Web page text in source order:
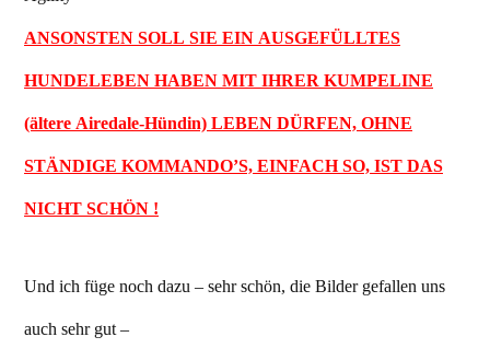
ANSONSTEN SOLL SIE EIN AUSGEFÜLLTES
HUNDELEBEN HABEN MIT IHRER KUMPELINE
(ältere Airedale-Hündin) LEBEN DÜRFEN, OHNE
STÄNDIGE KOMMANDO’S, EINFACH SO, IST DAS
NICHT SCHÖN !
Und ich füge noch dazu – sehr schön, die Bilder gefallen uns
auch sehr gut –